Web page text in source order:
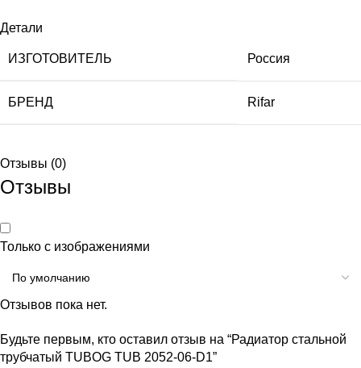
Детали
ИЗГОТОВИТЕЛЬ Россия
БРЕНД Rifar
Отзывы (0)
Отзывы
Только с изображениями
Отзывов пока нет.
Будьте первым, кто оставил отзыв на “Радиатор стальной
трубчатый TUBOG TUB 2052-06-D1”